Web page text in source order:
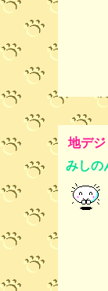
地デ
みしの